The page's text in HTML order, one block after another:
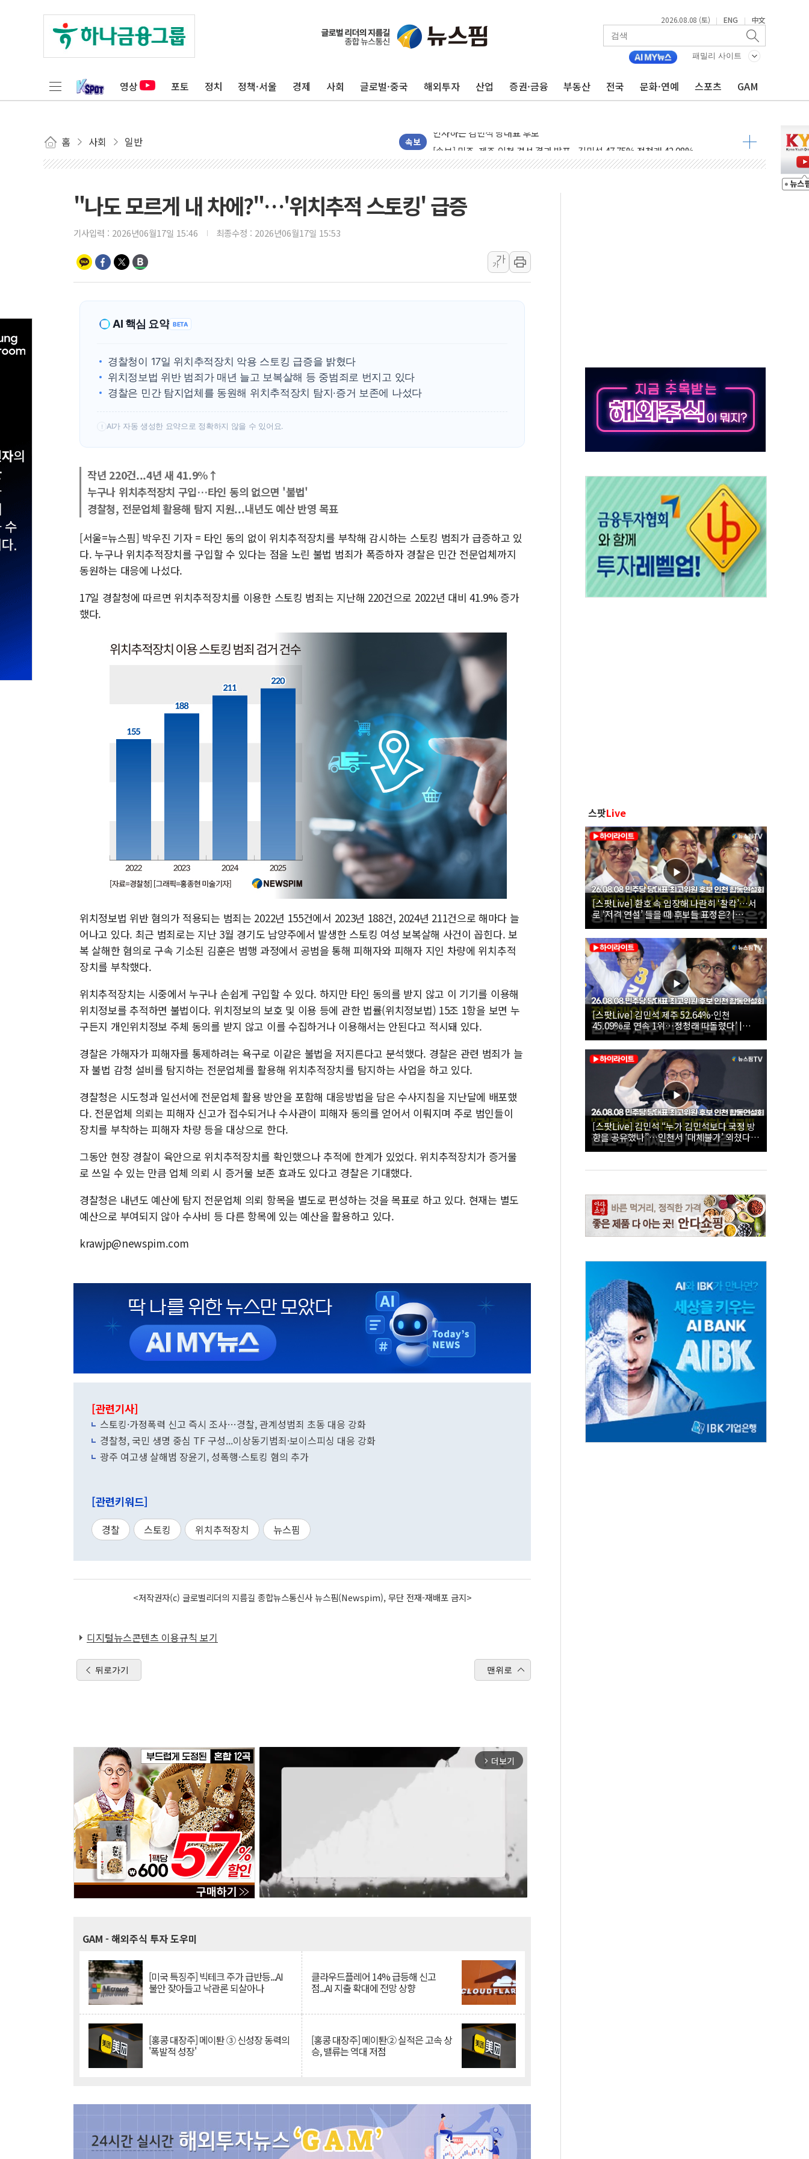
2026.08.08 (토) | ENG | 中文
패밀리 사이트
영상 포토 정치 정책·서울 경제 사회 글로벌·중국 해외투자 산업 증권·금융 부동산 전국 문화·연예 스포츠 GAM
홈 사회 일반 속보
울진·영덕 '호우특보'-포항 '산사태 주의보'...경북도, 호우 피해·통제구간 없어
인천 합동연설회 나선 송영길·정청래·김민석 당대표 후보
김민석, 2주차 제주·인천 경선서 정청래에 승리...47.75% vs 42.08%
[속보] 민주, 제주·인천 경선 결과 발표...김민석 47.75% 정청래 42.08%
[속보] 민주, 인천 경선 결과 발표...김민석 45.09% 정청래 43.27% 송영길 11.63%
이번주 국내 주요 금융일정(8.10~8.14)
美, 이란전 출구전략 만지작…공습 한계·탄약 부족 현실화
폐기물 수거하다 참변…60대 환경미화원 수거차에 치여 사망
서울 중랑구 주택가서 흉기 난동…60대 남성 2명 숨져
李대통령 "결혼 때문에 손해 보는 일 없게"…'결혼 페널티' 22개 과제 손본다
여수 오동도 인근 해상서 모터보트 전복…1명 사망·1명 실종
'화합' 꺼낸 김민석에 '뻔뻔' 받아친 정청래…제주 연설서 신경전 고조
李대통령, ISA 개편 재검토 지시…與 "적극 환영"·野 "졸속 국정"
"나도 모르게 내 차에?"…'위치추적 스토킹' 급증
기사입력 : 2026년06월17일 15:46 최종수정 : 2026년06월17일 15:53
가
가
AI 핵심 요약 BETA
경찰청이 17일 위치추적장치 악용 스토킹 급증을 밝혔다
위치정보법 위반 범죄가 매년 늘고 보복살해 등 중범죄로 번지고 있다
경찰은 민간 탐지업체를 동원해 위치추적장치 탐지·증거 보존에 나섰다
! AI가 자동 생성한 요약으로 정확하지 않을 수 있어요.
작년 220건...4년 새 41.9%↑
누구나 위치추적장치 구입…타인 동의 없으면 '불법'
경찰청, 전문업체 활용해 탐지 지원...내년도 예산 반영 목표
[서울=뉴스핌] 박우진 기자 = 타인 동의 없이 위치추적장치를 부착해 감시하는 스토킹 범죄가 급증하고 있
다. 누구나 위치추적장치를 구입할 수 있다는 점을 노린 불법 범죄가 폭증하자 경찰은 민간 전문업체까지
동원하는 대응에 나섰다.
17일 경찰청에 따르면 위치추적장치를 이용한 스토킹 범죄는 지난해 220건으로 2022년 대비 41.9% 증가
했다.
위치정보법 위반 혐의가 적용되는 범죄는 2022년 155건에서 2023년 188건, 2024년 211건으로 해마다 늘
어나고 있다. 최근 범죄로는 지난 3월 경기도 남양주에서 발생한 스토킹 여성 보복살해 사건이 꼽힌다. 보
복 살해한 혐의로 구속 기소된 김훈은 범행 과정에서 공범을 통해 피해자와 피해자 지인 차량에 위치추적
장치를 부착했다.
위치추적장치는 시중에서 누구나 손쉽게 구입할 수 있다. 하지만 타인 동의를 받지 않고 이 기기를 이용해
위치정보를 추적하면 불법이다. 위치정보의 보호 및 이용 등에 관한 법률(위치정보법) 15조 1항을 보면 누
구든지 개인위치정보 주체 동의를 받지 않고 이를 수집하거나 이용해서는 안된다고 적시돼 있다.
경찰은 가해자가 피해자를 통제하려는 욕구로 이같은 불법을 저지른다고 분석했다. 경찰은 관련 범죄가 늘
자 불법 감청 설비를 탐지하는 전문업체를 활용해 위치추적장치를 탐지하는 사업을 하고 있다.
경찰청은 시도청과 일선서에 전문업체 활용 방안을 포함해 대응방법을 담은 수사지침을 지난달에 배포했
다. 전문업체 의뢰는 피해자 신고가 접수되거나 수사관이 피해자 동의를 얻어서 이뤄지며 주로 범인들이
장치를 부착하는 피해자 차량 등을 대상으로 한다.
그동안 현장 경찰이 육안으로 위치추적장치를 확인했으나 추적에 한계가 있었다. 위치추적장치가 증거물
로 쓰일 수 있는 만큼 업체 의뢰 시 증거물 보존 효과도 있다고 경찰은 기대했다.
경찰청은 내년도 예산에 탐지 전문업체 의뢰 항목을 별도로 편성하는 것을 목표로 하고 있다. 현재는 별도
예산으로 부여되지 않아 수사비 등 다른 항목에 있는 예산을 활용하고 있다.
krawjp@newspim.com
[관련기사]
스토킹·가정폭력 신고 즉시 조사…경찰, 관계성범죄 초동 대응 강화
경찰청, 국민 생명 중심 TF 구성...이상동기범죄·보이스피싱 대응 강화
광주 여고생 살해범 장윤기, 성폭행·스토킹 혐의 추가
[관련키워드]
경찰 스토킹 위치추적장치 뉴스핌
<저작권자(c) 글로벌리더의 지름길 종합뉴스통신사 뉴스핌(Newspim), 무단 전재-재배포 금지>
디지털뉴스콘텐츠 이용규칙 보기
뒤로가기 맨위로
arrow_forward_ios 더보기
GAM - 해외주식 투자 도우미
[미국 특징주] 빅테크 주가 급반등...AI
불안 잦아들고 낙관론 되살아나
클라우드플레어 14% 급등해 신고
점...AI 지출 확대에 전망 상향
[홍콩 대장주] 메이퇀 ③ 신성장 동력의
'폭발적 성장'
[홍콩 대장주] 메이퇀② 실적은 고속 상
승, 밸류는 역대 저점
스팟Live
[스팟Live] 환호 속 입장해 나란히 ‘찰칵’…서
로 ‘저격 연설’ 들을 때 후보들 표정은? |
26.08.08 더불어민주당 당대표·최고위원 후
보 인천 합동연설회
[스팟Live] 김민석 제주 52.64%·인천
45.09%로 연속 1위…정청래 따돌렸다’ |
26.08.08 더불어민주당 당대표·최고위원 후
보 인천 합동연설회
[스팟Live] 김민석 “누가 김민석보다 국정 방
향을 공유했나”…인천서 ‘대체불가’ 외쳤다 |
26.08.08 더불어민주당 당대표·최고위원 후